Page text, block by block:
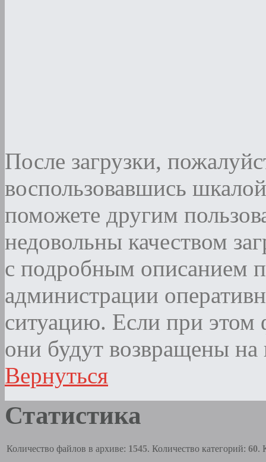
После загрузки,
воспользовавшись
поможете другим
недовольны качеством
с подробным описанием
администрации
ситуацию. Если при этом
они будут возвращены на
Вернуться
Статистика
Количество файлов в архиве: 1545. Количество категорий: 60.